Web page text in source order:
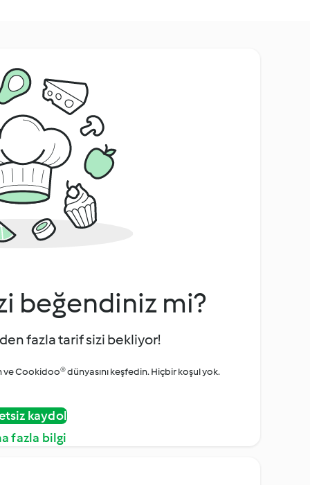
beğendiniz mi?
fazla tarif sizi bekliyor!
Cookidoo® dünyasını keşfedin. Hiçbir koşul yok.
kaydol
fazla bilgi